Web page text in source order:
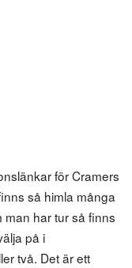
för Cramers
så himla många
har tur så finns
på i
två. Det är ett